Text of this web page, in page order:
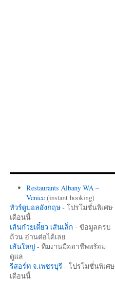
Restaurants Albany WA –
Venice(instant booking)
ทัวร์ดูบอลอังกฤษ - โปรโมชั่นพิเศษ
เดือนนี้
เส้นก๋วยเตี๋ยว เส้นเล็ก - ข้อมูลครบ
ถ้วน อ่านต่อได้เลย
เส้นใหญ่ - ทีมงานมืออาชีพพร้อม
ดูแล
รีสอร์ท จ.เพชรบุรี - โปรโมชั่นพิเศษ
เดือนนี้